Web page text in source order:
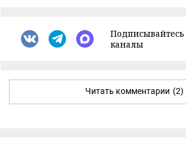
каналы
Читать комментарии (2)